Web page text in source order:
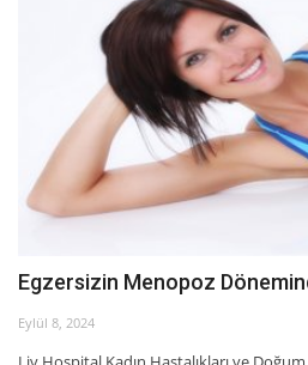
Egzersizin Menopoz
Eylül 8, 2024